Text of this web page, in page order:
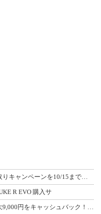
新型「RESO」インカム発売記念！ 下取りキャンペーンを10/15まで延長して開
R EVO 購入サ
B+COM 最新モデル購入・下取りで最大9,000円をキャッシュバック！「B+F